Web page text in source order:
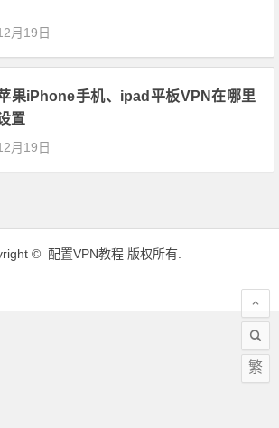
月19日
果iPhone手机、ipad平板VPN在哪里
置
月19日
© 配置VPN教程版权所有.
繁